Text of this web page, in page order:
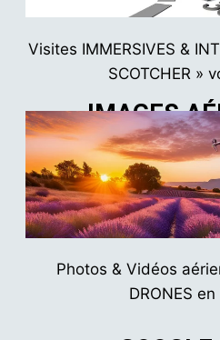
Visites IMMERSIVES &
SCOTCHER »
IMAGES
Photos & Vidéos
DRONES